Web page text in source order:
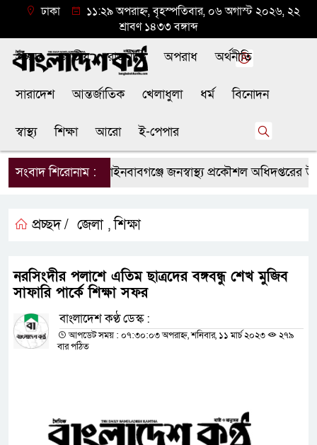
ঢাকা
১১:২৯ অপরাহ্ন, বৃহস্পতিবার, ০৬ অগাস্ট ২০২৬, ২২
শ্রাবণ ১৪৩৩ বঙ্গাব্দ
প্রচ্ছদ জাতীয় রাজনীতি অপরাধ অর্থনীতি
সারাদেশ আন্তর্জাতিক খেলাধুলা ধর্ম বিনোদন
স্বাস্থ্য শিক্ষা আরো ই-পেপার
সংবাদ শিরোনাম :চাঁপাইনবাবগঞ্জে জনস্বাস্থ্য প্রকৌশল অধিদপ্তরের
প্রচ্ছদ / জেলা ,শিক্ষা
নরসিংদীর পলাশে এতিম ছাত্রদের বঙ্গবন্ধু শেখ মুজিব
সাফারি পার্কে শিক্ষা সফর
বাংলাদেশ কণ্ঠ ডেস্ক :
আপডেট সময় : ০৭:৩০:০৩ অপরাহ্ন, শনিবার, ১১ মার্চ ২০২৩
২৭৯
বার পঠিত